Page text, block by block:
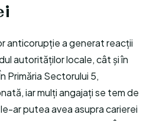
anticorupție a generat reacții
autorităților locale, cât și în
Primăria Sectorului 5,
iar mulți angajați se tem de
ar putea avea asupra carierei